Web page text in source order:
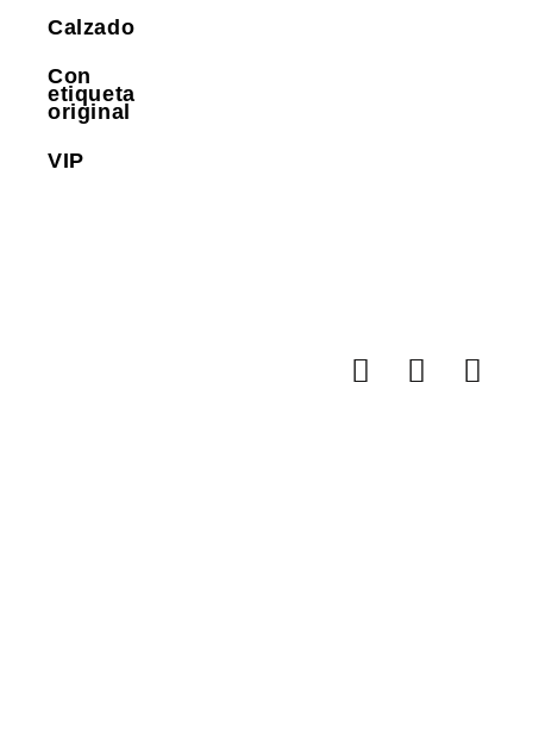
Calzado
Con
etiqueta
original
VIP